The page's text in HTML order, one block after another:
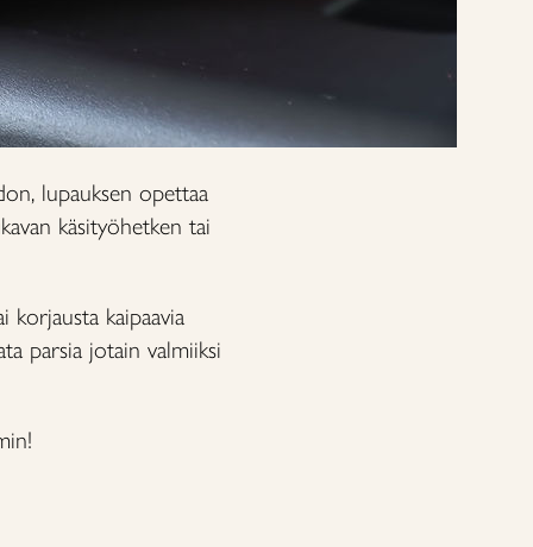
lupauksen opettaa
käsityöhetken tai
kaipaavia
parsia jotain valmiiksi